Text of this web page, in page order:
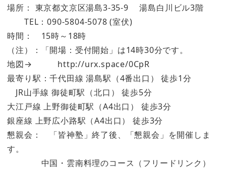
場所： 東京都文京区湯島3-35-9 湯島白川ビル3階
TEL：090-5804-5078 (室伏)
時間： 15時～18時
（注）：「開場：受付開始」は14時30分です。
地図→ http://urx.space/0CpR
最寄り駅：千代田線 湯島駅（4番出口） 徒歩1分
JR山手線 御徒町駅（北口） 徒歩5分
大江戸線 上野御徒町駅（A4出口） 徒歩3分
銀座線 上野広小路駅（A4出口） 徒歩3分
懇親会： 「皆神塾」終了後、「懇親会」を開催しま
す。
中国・雲南料理のコース（フリードリンク）